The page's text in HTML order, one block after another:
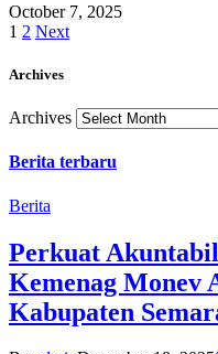
October 7, 2025
1 2 Next
Archives
Archives
Berita terbaru
Berita
Perkuat
Kemenag Monev
Kabupaten